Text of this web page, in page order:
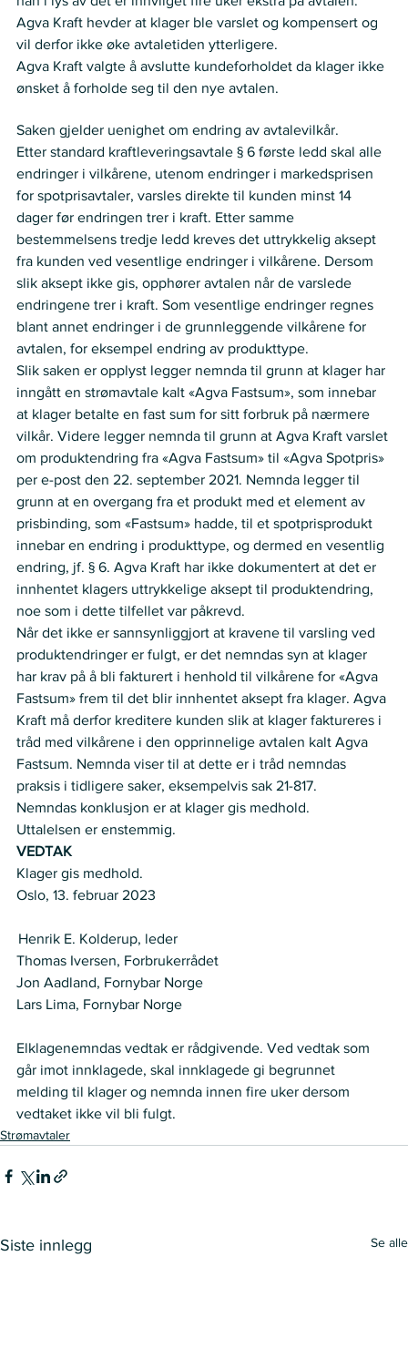
Agva Kraft hevder at klager ble varslet og kompensert og
vil derfor ikke øke avtaletiden ytterligere.
Agva Kraft valgte å avslutte kundeforholdet da klager ikke
ønsket å forholde seg til den nye avtalen.
Saken gjelder uenighet om endring av avtalevilkår.
Etter standard kraftleveringsavtale § 6 første ledd skal alle
endringer i vilkårene, utenom endringer i markedsprisen
for spotprisavtaler, varsles direkte til kunden minst 14
dager før endringen trer i kraft. Etter samme
bestemmelsens tredje ledd kreves det uttrykkelig aksept
fra kunden ved vesentlige endringer i vilkårene. Dersom
slik aksept ikke gis, opphører avtalen når de varslede
endringene trer i kraft. Som vesentlige endringer regnes
blant annet endringer i de grunnleggende vilkårene for
avtalen, for eksempel endring av produkttype.
Slik saken er opplyst legger nemnda til grunn at klager har
inngått en strømavtale kalt «Agva Fastsum», som innebar
at klager betalte en fast sum for sitt forbruk på nærmere
vilkår. Videre legger nemnda til grunn at Agva Kraft varslet
om produktendring fra «Agva Fastsum» til «Agva Spotpris»
per e-post den 22. september 2021. Nemnda legger til
grunn at en overgang fra et produkt med et element av
prisbinding, som «Fastsum» hadde, til et spotprisprodukt
innebar en endring i produkttype, og dermed en vesentlig
endring, jf. § 6. Agva Kraft har ikke dokumentert at det er
innhentet klagers uttrykkelige aksept til produktendring,
noe som i dette tilfellet var påkrevd.
Når det ikke er sannsynliggjort at kravene til varsling ved
produktendringer er fulgt, er det nemndas syn at klager
har krav på å bli fakturert i henhold til vilkårene for «Agva
Fastsum» frem til det blir innhentet aksept fra klager. Agva
Kraft må derfor kreditere kunden slik at klager faktureres i
tråd med vilkårene i den opprinnelige avtalen kalt Agva
Fastsum. Nemnda viser til at dette er i tråd nemndas
praksis i tidligere saker, eksempelvis sak 21-817.
Nemndas konklusjon er at klager gis medhold.
Uttalelsen er enstemmig.
VEDTAK
Klager gis medhold.
Oslo, 13. februar 2023
Henrik E. Kolderup, leder
Thomas Iversen, Forbrukerrådet
Jon Aadland, Fornybar Norge
Lars Lima, Fornybar Norge
Elklagenemndas vedtak er rådgivende. Ved vedtak som
går imot innklagede, skal innklagede gi begrunnet
melding til klager og nemnda innen fire uker dersom
vedtaket ikke vil bli fulgt.
Strømavtaler
Siste innlegg Se alle